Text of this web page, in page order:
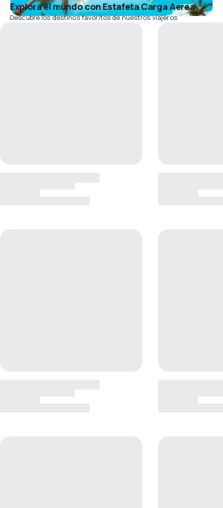
Explora el mundo con Estafeta Carga Aerea
Descubre los destinos favoritos de nuestros viajeros